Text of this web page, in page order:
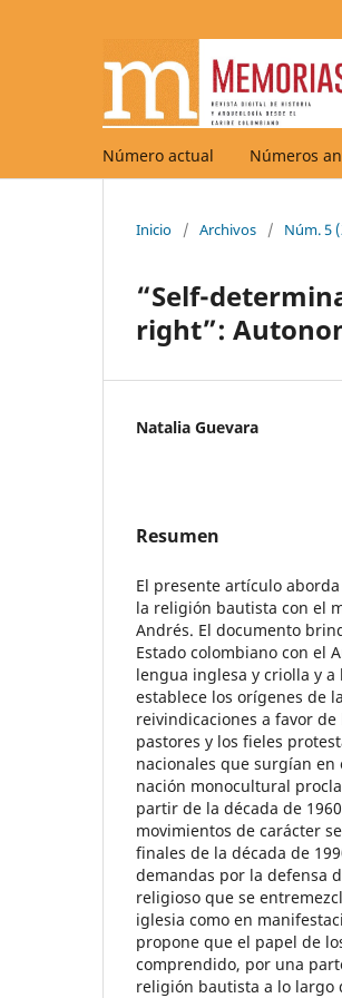
Número actual Números
Inicio / Archivos / Núm. 5
“Self-
right”:
Natalia Guevara
Resumen
El presente artículo
la religión bautista con el
Andrés. El documento
Estado colombiano con el
lengua inglesa y criolla y
establece los orígenes de
reivindicaciones a favor
pastores y los fieles
nacionales que surgían en
nación monocultural
partir de la década de
movimientos de carácter
finales de la década de
demandas por la defensa
religioso que se
iglesia como en
propone que el papel de
comprendido, por una
religión bautista a lo largo